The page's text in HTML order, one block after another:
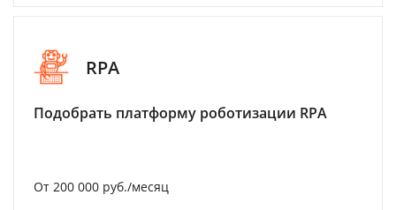
RPA
Подобрать платформу роботизации RPA
От 200 000 руб./месяц